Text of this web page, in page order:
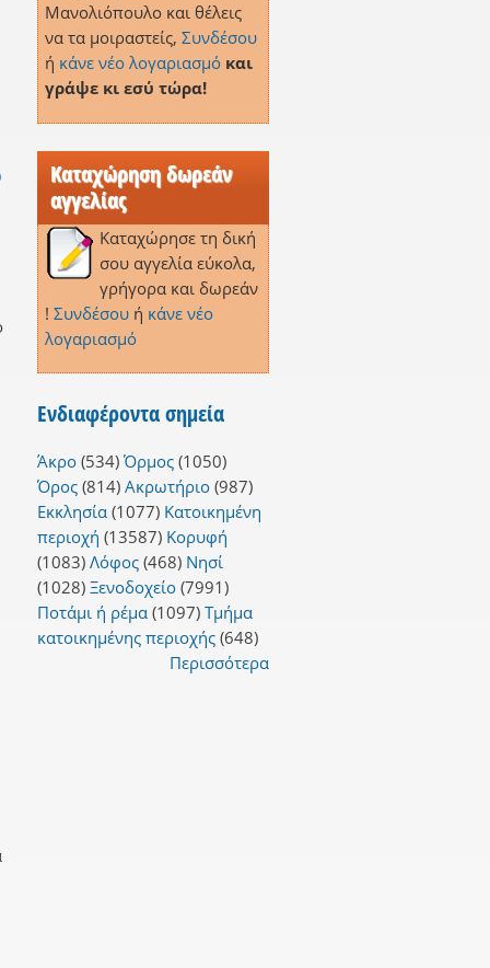
Μανολιόπουλο και θέλεις
να τα μοιραστείς, Συνδέσου
ή κάνε νέο λογαριασμό και
γράψε κι εσύ τώρα!
Καταχώρηση δωρεάν
αγγελίας
Καταχώρησε τη δική
σου αγγελία εύκολα,
γρήγορα και δωρεάν
! Συνδέσουή κάνε νέο
λογαριασμό
Ενδιαφέροντα σημεία
Άκρο(534) Όρμος(1050)
Όρος(814) Ακρωτήριο(987)
Εκκλησία(1077) Κατοικημένη
περιοχή (13587) Κορυφή
(1083) Λόφος(468) Νησί
(1028) Ξενοδοχείο(7991)
Ποτάμι ή ρέμα(1097) Τμήμα
κατοικημένης περιοχής(648)
Περισσότερα